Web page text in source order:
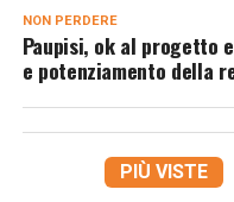
NON PERDERE
Paupisi, ok al progetto
e potenziamento della
PIÙ VISTE